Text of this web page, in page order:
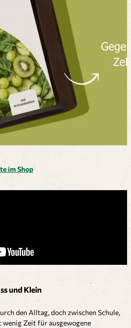
im Shop
und Klein
den Alltag, doch zwischen Schule,
Zeit für ausgewogene